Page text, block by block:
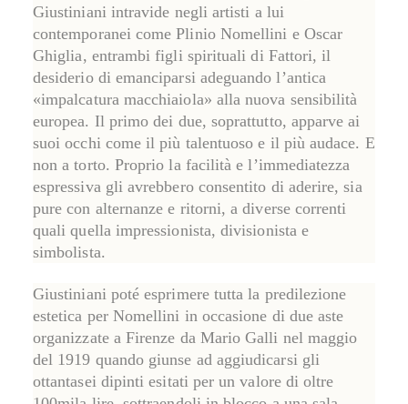
Giustiniani intravide negli artisti a lui
contemporanei comePlinio Nomellini e Oscar
Ghiglia, entrambi figli spirituali di Fattori, il
desiderio di emanciparsi adeguando l’antica
«impalcatura macchiaiola» alla nuova sensibilità
europea. Il primo dei due, soprattutto, apparve ai
suoi occhi come il più talentuoso e il più audace. E
non a torto. Proprio la facilità e l’immediatezza
espressiva gli avrebbero consentito di aderire, sia
pure con alternanze e ritorni, a diverse correnti
quali quella impressionista, divisionista e
simbolista.
Giustiniani poté esprimere tutta la predilezione
estetica per Nomellini in occasione di due aste
organizzate a Firenze da Mario Galli nel maggio
del 1919 quando giunse ad aggiudicarsi gli
ottantasei dipinti esitati per un valore di oltre